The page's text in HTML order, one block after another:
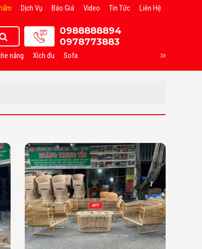
Dịch Vụ Báo Giá Video Tin Tức Liên Hệ
0988888894
0978773883
nắng Xích đu Sofa